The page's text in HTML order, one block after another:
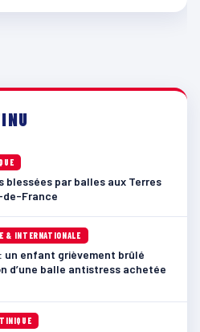
blessées par balles aux Terres
de-France
& INTERNATIONALE
un enfant grièvement brûlé
d’une balle antistress achetée